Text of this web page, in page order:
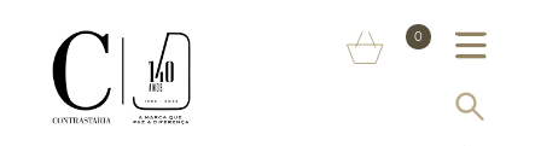
0
INFORMAÇÃO AO CONSUMIDOR